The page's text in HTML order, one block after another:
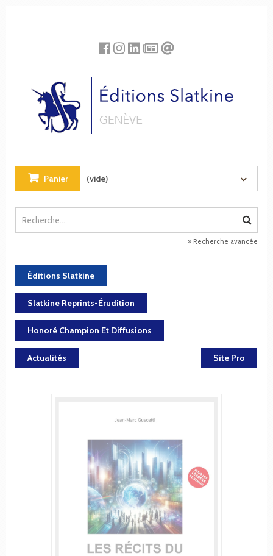
Panier (vide)
Recherche avancée
Éditions Slatkine
Slatkine Reprints-Érudition
Honoré Champion Et Diffusions
Actualités Site Pro